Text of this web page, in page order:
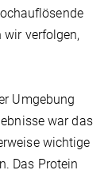
wir verfolgen,
Umgebung
war das
wichtige
Das Protein